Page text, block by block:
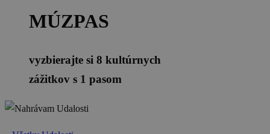
MÚZPAS
vyzbierajte si 8 kultúrnych
zážitkov s 1 pasom